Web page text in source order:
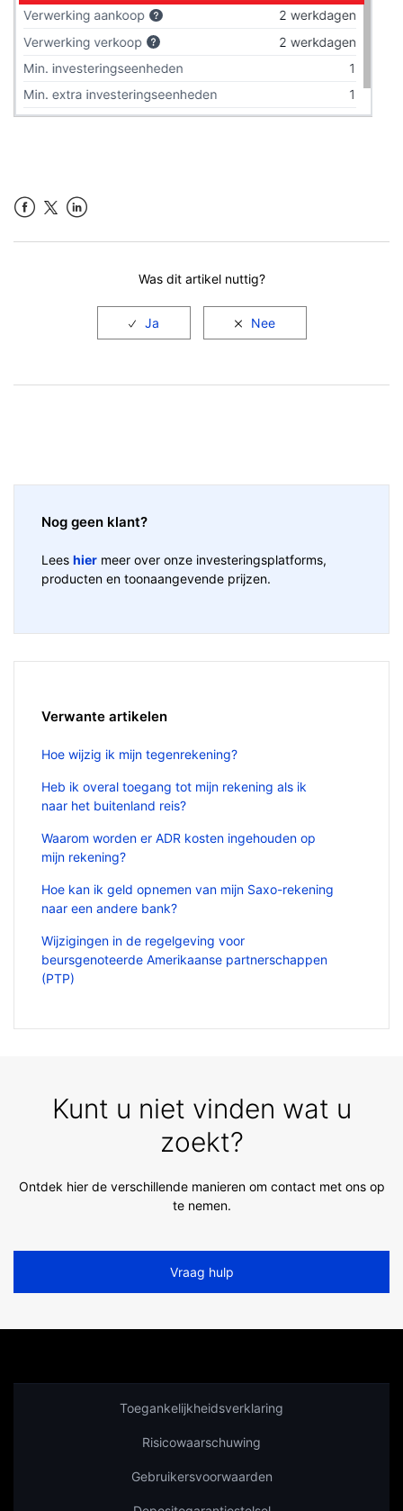
Was dit artikel nuttig?
Nog geen klant?
Lees hier meer over onze investeringsplatforms,
producten en toonaangevende prijzen.
Verwante artikelen
Hoe wijzig ik mijn tegenrekening?
Heb ik overal toegang tot mijn rekening als ik
naar het buitenland reis?
Waarom worden er ADR kosten ingehouden op
mijn rekening?
Hoe kan ik geld opnemen van mijn Saxo-rekening
naar een andere bank?
Wijzigingen in de regelgeving voor
beursgenoteerde Amerikaanse partnerschappen
(PTP)
Kunt u niet vinden wat u
zoekt?
Ontdek hier de verschillende manieren om contact met ons op
te nemen.
Vraag hulp
Toegankelijkheidsverklaring
Risicowaarschuwing
Gebruikersvoorwaarden